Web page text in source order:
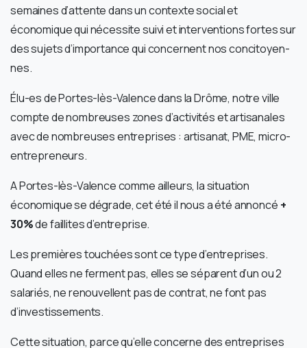
semaines d’attente dans un contexte social et
économique qui nécessite suivi et interventions fortes sur
des sujets d’importance qui concernent nos concitoyen-
nes.
Élu-es de Portes-lès-Valence dans la Drôme, notre ville
compte de nombreuses zones d’activités et artisanales
avec de nombreuses entreprises : artisanat, PME, micro-
entrepreneurs.
A Portes-lès-Valence comme ailleurs, la situation
économique se dégrade, cet été il nous a été annoncé +
30%de faillites d’entreprise.
Les premières touchées sont ce type d’entreprises.
Quand elles ne ferment pas, elles se séparent d’un ou 2
salariés, ne renouvellent pas de contrat, ne font pas
d’investissements.
Cette situation, parce qu’elle concerne des entreprises